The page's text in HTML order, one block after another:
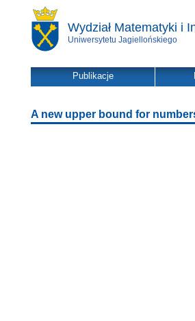
Wydział Matematyki i
Uniwersytetu Jagiellońskiego
Publikacje
A new upper bound for